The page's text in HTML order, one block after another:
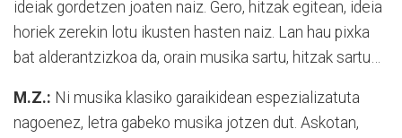
ideiak gordetzen joaten naiz. Gero, hitzak egitean, ideia
horiek zerekin lotu ikusten hasten naiz. Lan hau pixka
bat alderantzizkoa da, orain musika sartu, hitzak sartu…
M.Z.: Ni musika klasiko garaikidean espezializatuta
nagoenez, letra gabeko musika jotzen dut. Askotan,